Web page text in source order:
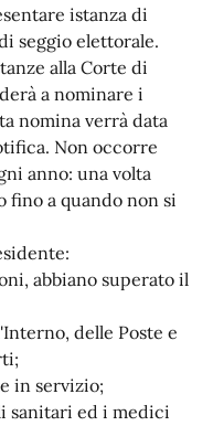
istanza di
seggio elettorale.
alla Corte di
a nominare i
nomina verrà data
Non occorre
anno: una volta
fino a quando non si
abbiano superato il
delle Poste e
in servizio;
sanitari ed i medici